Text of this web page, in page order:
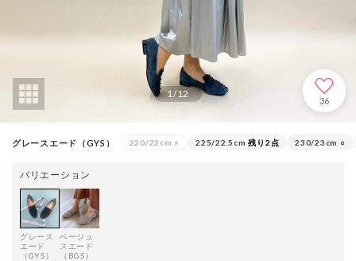
1/12
36
グレースエード（GYS） 220/22cm × 225/22.5cm 残り2点 230/23cm ○
バリエーション
グレース
エード
（GYS）
ベージュ
スエード
（BGS）